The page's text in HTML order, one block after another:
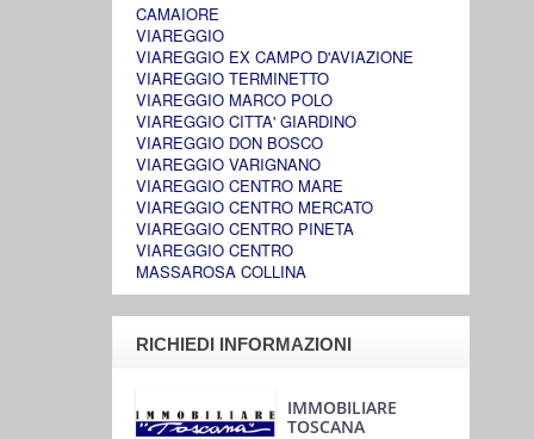
CAMAIORE
VIAREGGIO
VIAREGGIO EX CAMPO D'AVIAZIONE
VIAREGGIO TERMINETTO
VIAREGGIO MARCO POLO
VIAREGGIO CITTA' GIARDINO
VIAREGGIO DON BOSCO
VIAREGGIO VARIGNANO
VIAREGGIO CENTRO MARE
VIAREGGIO CENTRO MERCATO
VIAREGGIO CENTRO PINETA
VIAREGGIO CENTRO
MASSAROSA COLLINA
RICHIEDI INFORMAZIONI
IMMOBILIARE
TOSCANA